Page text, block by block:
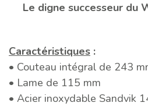
Le digne successeur du
Caractéristiques :
• Couteau intégral de 243
• Lame de 115 mm
• Acier inoxydable Sandvik